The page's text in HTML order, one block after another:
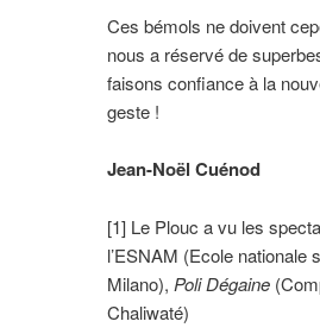
Ces bémols ne doivent
nous a réservé de
faisons confiance à la
geste !
Jean-Noël Cuénod
[1] Le Plouc a vu les
l’ESNAM (Ecole nationale
Milano), Poli Dégaine
Chaliwaté)